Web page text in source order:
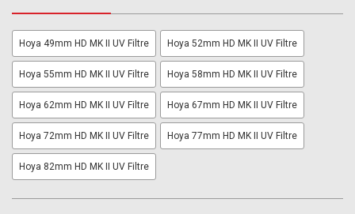
Hoya 49mm HD MK II UV Filtre Hoya 52mm HD MK II UV Filtre
Hoya 55mm HD MK II UV Filtre Hoya 58mm HD MK II UV Filtre
Hoya 62mm HD MK II UV Filtre Hoya 67mm HD MK II UV Filtre
Hoya 72mm HD MK II UV Filtre Hoya 77mm HD MK II UV Filtre
Hoya 82mm HD MK II UV Filtre